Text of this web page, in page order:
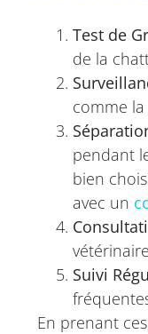
Test de
de la
comme
pendant
bien
avec un
Suivi
En prenant